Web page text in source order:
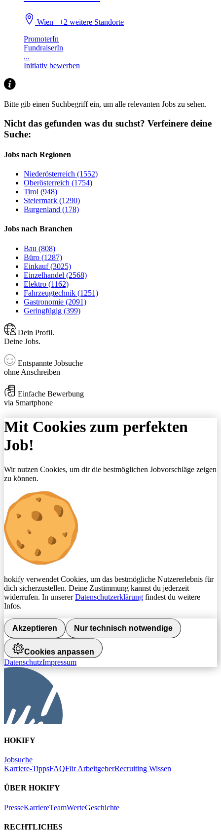
Wien+2 weitere Standorte
PromoterIn
FundraiserIn
...
Initiativ bewerben
Bitte gib einen Suchbegriff ein, um alle relevanten Jobs zu sehen.
Nicht das gefunden was du suchst? Verfeinere deine
Suche:
Jobs nach Regionen
Niederösterreich (1552)
Oberösterreich (1754)
Tirol (948)
Steiermark (1290)
Burgenland (178)
Jobs nach Branchen
Bau (808)
Büro (1287)
Einkauf (3025)
Einzelhandel (2568)
Elektro (1162)
Fahrzeugtechnik (1251)
Gastronomie (2091)
Geringfügig (399)
Dein Profil.
Deine Jobs.
Entspannte Jobsuche
ohne Anschreiben
Einfache Bewerbung
via Smartphone
Mit Cookies zum perfekten
Job!
Wir nutzen Cookies, um dir die bestmöglichen Jobvorschläge zeigen
zu können.
hokify verwendet Cookies, um das bestmögliche Nutzererlebnis für
dich sicherzustellen. Deine Zustimmung kannst du jederzeit
widerrufen. In unsererDatenschutzerklärung findest du weitere
Infos.
Akzeptieren Nur technisch notwendige
Cookies anpassen
DatenschutzImpressum
HOKIFY
Jobsuche
Karriere-TippsFAQFür ArbeitgeberRecruiting Wissen
ÜBER HOKIFY
PresseKarriereTeamWerteGeschichte
RECHTLICHES